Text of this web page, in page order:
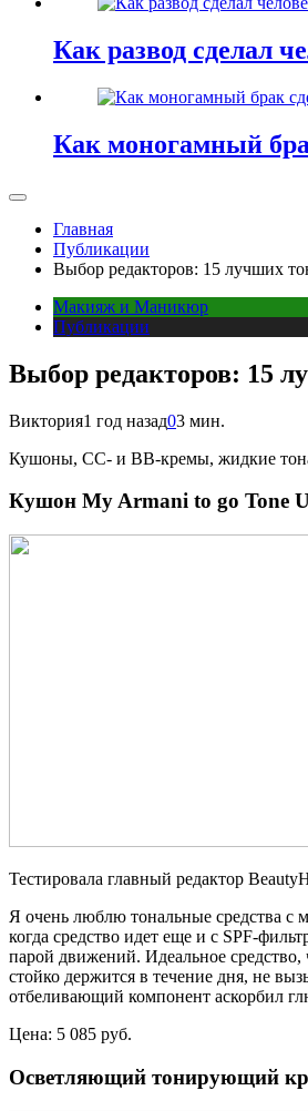
Как развод сделал
Как моногамный
Главная
Публикации
Выбор редакторов: 15 лучших
Макияж и Маникюр
Публикации
Выбор редакторов: 15
Виктория1 год назад03 мин.
Кушоны, СС- и BB-кремы, жидкие
Кушон My Armani to go Tone
Тестировала главный редактор
Я очень люблю тональные средства с
когда средство идет еще и с SPF-
парой движений. Идеальное
стойко держится в течение дня, не
отбеливающий компонент аскорбил
Цена: 5 085 руб.
Осветляющий тонирующий